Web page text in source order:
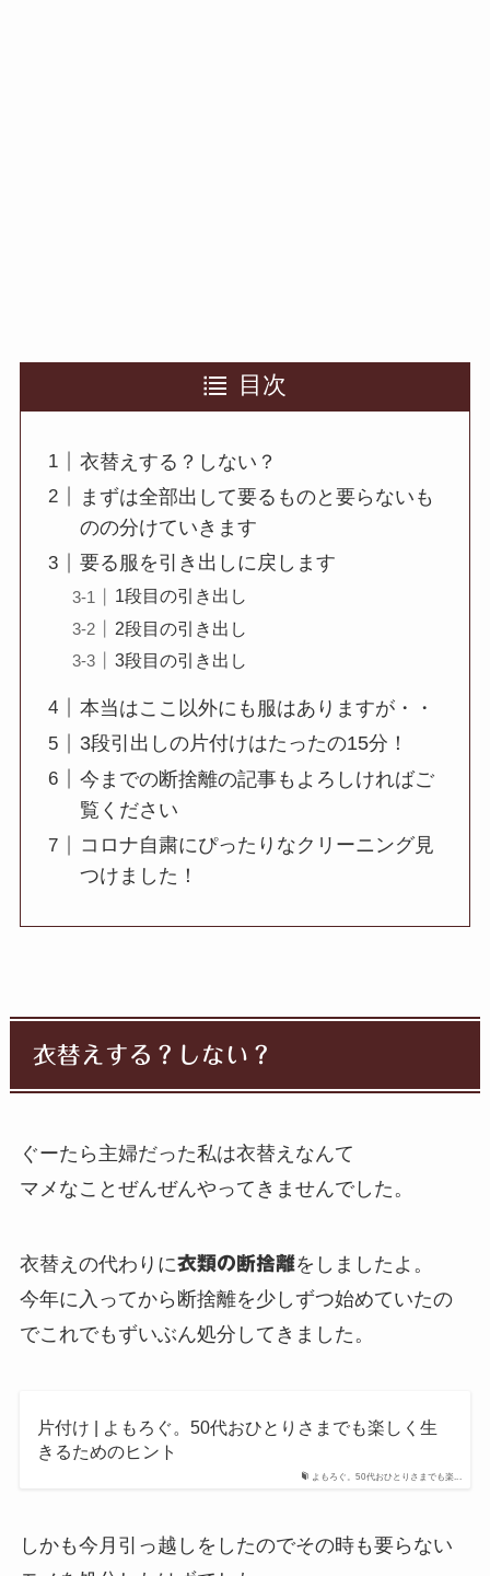
目次
衣替えする？しない？
まずは全部出して要るものと要らないも
のの分けていきます
要る服を引き出しに戻します
1段目の引き出し
2段目の引き出し
3段目の引き出し
本当はここ以外にも服はありますが・・
3段引出しの片付けはたったの15分！
今までの断捨離の記事もよろしければご
覧ください
コロナ自粛にぴったりなクリーニング見
つけました！
衣替えする？しない？
ぐーたら主婦だった私は衣替えなんて
マメなことぜんぜんやってきませんでした。
衣替えの代わりに衣類の断捨離をしましたよ。
今年に入ってから断捨離を少しずつ始めていたの
でこれでもずいぶん処分してきました。
よもろぐ。50代おひとりさまでも楽...
片付け | よもろぐ。50代おひとりさまでも楽しく生
きるためのヒント
しかも今月引っ越しをしたのでその時も要らない